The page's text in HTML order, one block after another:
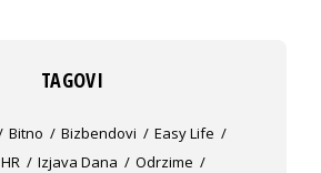
TAGOVI
Bitno Bizbendovi
Easy Life
HR Izjava Dana
Odrzime